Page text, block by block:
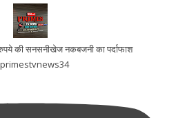
की सनसनीखेज नकबजनी का पर्दाफाश